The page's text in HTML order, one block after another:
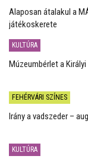
Alaposan átalakul a
játékoskerete
KULTÚRA
Múzeumbérlet a
FEHÉRVÁRI SZÍNES
Irány a vadszeder –
KULTÚRA